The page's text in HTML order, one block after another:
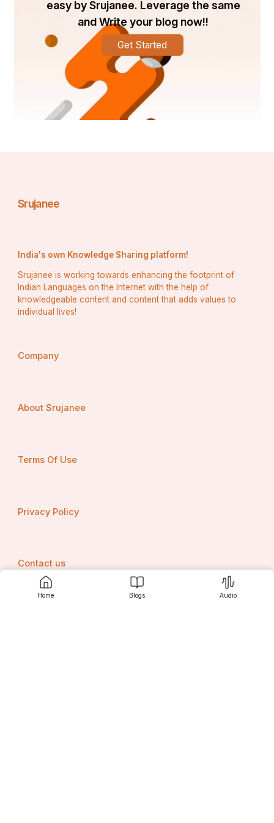
Home Blogs Audio
easy by Srujanee. Leverage the same
and Write your blog now!!
Get Started
Srujanee
India's own Knowledge Sharing platform!
Srujanee is working towards enhancing the footprint of
Indian Languages on the Internet with the help of
knowledgeable content and content that adds values to
individual lives!
Company
About Srujanee
Terms Of Use
Privacy Policy
Contact us